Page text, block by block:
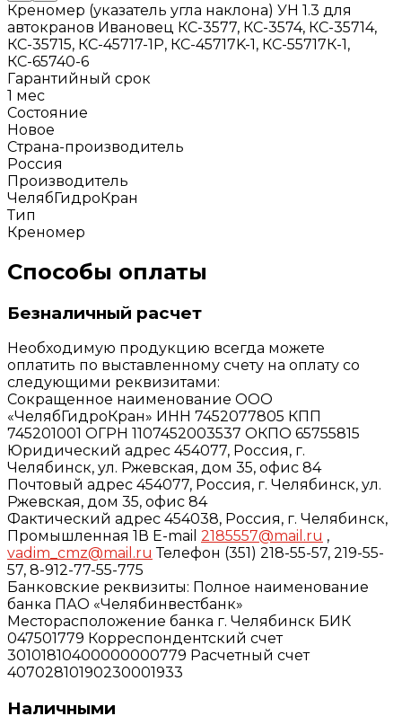
Креномер (указатель угла наклона) УН 1.3 для
автокранов Ивановец КС-3577, КС-3574, КС-35714,
КС-35715, КС-45717-1Р, КС-45717K-1, КС-55717К-1,
КС-65740-6
Гарантийный срок
1 мес
Состояние
Новое
Страна-производитель
Россия
Производитель
ЧелябГидроКран
Тип
Креномер
Способы оплаты
Безналичный расчет
Необходимую продукцию всегда можете
оплатить по выставленному счету на оплату со
следующими реквизитами:
Сокращенное наименование ООО
«ЧелябГидроКран» ИНН 7452077805 КПП
745201001 ОГРН 1107452003537 ОКПО 65755815
Юридический адрес 454077, Россия, г.
Челябинск, ул. Ржевская, дом 35, офис 84
Почтовый адрес 454077, Россия, г. Челябинск, ул.
Ржевская, дом 35, офис 84
Фактический адрес 454038, Россия, г. Челябинск,
Промышленная 1В E-mail 2185557@mail.ru ,
vadim_cmz@mail.ru Телефон (351) 218-55-57, 219-55-
57, 8-912-77-55-775
Банковские реквизиты: Полное наименование
банка ПАО «Челябинвестбанк»
Месторасположение банка г. Челябинск БИК
047501779 Корреспондентский счет
30101810400000000779 Расчетный счет
40702810190230001933
Наличными